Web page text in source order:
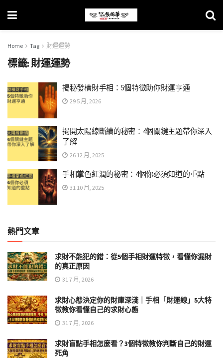
Home Tag 財運運勢
標籤:財運運勢
揭秘發橫財手相：5個特徵助你財運亨通
29 5 月, 2026
揭開太陽線斷續的秘密：4個關鍵主題帶你深入
了解
26 12 月, 2025
手相掌色紅潤的秘密：4個你必須知道的重點
31 10 月, 2025
熱門文章
求財不能犯的錯：從5個手相財運特徵，看懂你漏財
的真正原因
31 7 月, 2026
求財心態決定你的財庫深淺｜手相「財運線」5大特
徵教你看懂自己的求財心態
31 7 月, 2026
求財盲點手相怎麼看？3個特徵教你判斷自己的財運
死角